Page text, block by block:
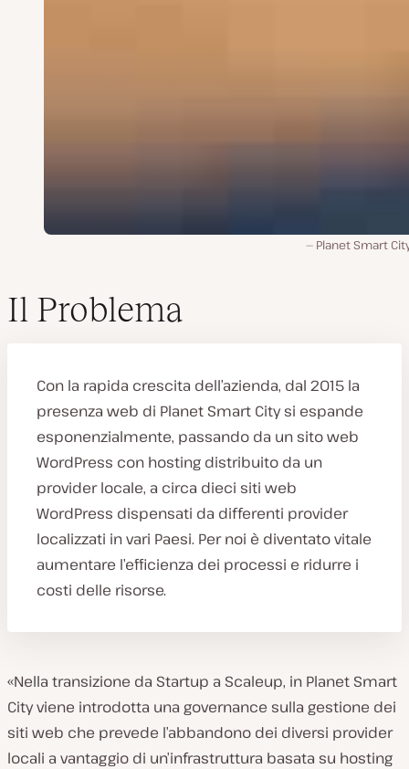
Planet Smart
Il Problema
Con la rapida crescita dell’azienda, dal 2015 la
presenza web di Planet Smart City si espande
esponenzialmente, passando da un sito web
WordPress con hosting distribuito da un
provider locale, a circa dieci siti web
WordPress dispensati da differenti provider
localizzati in vari Paesi. Per noi è diventato vitale
aumentare l’efficienza dei processi e ridurre i
costi delle risorse.
«Nella transizione da Startup a Scaleup, in Planet Smart
City viene introdotta una governance sulla gestione dei
siti web che prevede l’abbandono dei diversi provider
locali a vantaggio di un’infrastruttura basata su hosting